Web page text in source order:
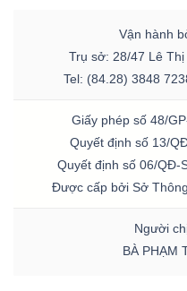
Vận hành
Trụ sở: 28/47 Lê Thị
Tel: (84.28) 3848
Giấy phép số 48/
Quyết định số 13/
Quyết định số 06/QĐ-
Được cấp bởi Sở
Người
BÀ PHẠM